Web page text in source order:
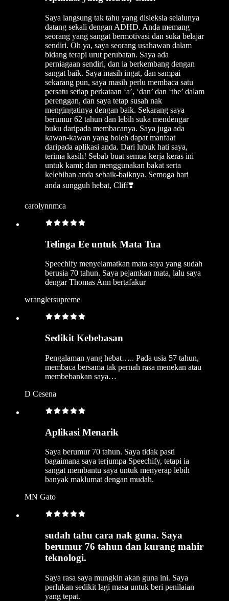
Saya langsung tak tahu yang disleksia selalunya
datang sekali dengan ADHD. Anda memang
seorang yang sangat bermotivasi dan suka belajar
sendiri. Oh ya, saya seorang usahawan dalam
bidang terapi urut perubatan. Saya ada
perniagaan sendiri, dan ia berkembang dengan
sangat baik. Saya masih ingat, dan sampai
sekarang pun, saya masih perlu membaca satu
persatu setiap perkataan ‘a’, ‘dan’ dan ‘the’ dalam
perenggan, dan saya tetap susah nak
mengingatinya dengan baik. Sekarang saya
berumur 62 tahun dan lebih suka mendengar
buku daripada membacanya. Saya juga ada
kawan-kawan yang boleh dapat manfaat
daripada aplikasi anda. Dari lubuk hati saya,
terima kasih! Sebab buat semua kerja keras ini
untuk kami; dan menggunakan bakat serta
kelebihan anda sebaik-baiknya. Semoga hari
anda sungguh hebat, Cliff❣️
carolynnmca
Telinga Ee untuk Mata Tua
Speechify menyelamatkan mata saya yang sudah
berusia 70 tahun. Saya pejamkan mata, lalu saya
dengar Thomas Ann bertafakur
wranglersupreme
Sedikit Kebebasan
Pengalaman yang hebat….. Pada usia 57 tahun,
membaca bersama tak pernah rasa menekan atau
membebankan saya…
D Cesena
Aplikasi Menarik
Saya berumur 70 tahun. Saya tidak pasti
bagaimana saya terjumpa Speechify, tetapi ia
sangat membantu saya untuk menyerap lebih
banyak maklumat dengan mudah.
MN Gato
sudah tahu cara nak guna. Saya
berumur 76 tahun dan kurang mahir
teknologi.
Saya rasa saya mungkin akan guna ini. Saya
perlukan sedikit lagi masa untuk beri penilaian
yang tepat.